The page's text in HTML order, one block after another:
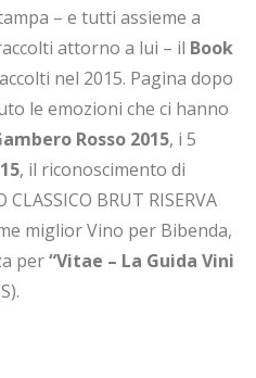
– e tutti assieme a
attorno a lui – il Book
nel 2015. Pagina dopo
le emozioni che ci hanno
Rosso 2015, i 5
, il riconoscimento di
BRUT RISERVA
miglior Vino per Bibenda,
per“Vitae – La Guida Vini